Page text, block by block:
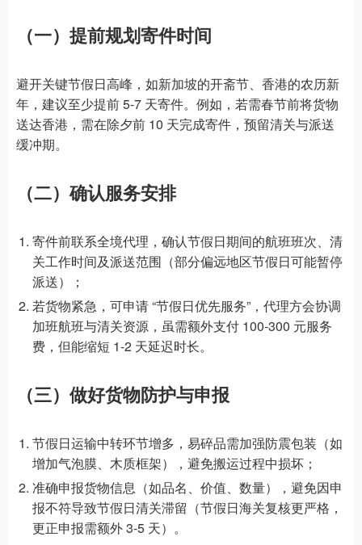
（一）提前规划寄件时间
避开关键节假日高峰，如新加坡的开斋节、香港的农历新
年，建议至少提前 5-7 天寄件。例如，若需春节前将货物
送达香港，需在除夕前 10 天完成寄件，预留清关与派送
缓冲期。
（二）确认服务安排
寄件前联系全境代理，确认节假日期间的航班班次、清
关工作时间及派送范围（部分偏远地区节假日可能暂停
派送）；
若货物紧急，可申请 “节假日优先服务”，代理方会协调
加班航班与清关资源，虽需额外支付 100-300 元服务
费，但能缩短 1-2 天延迟时长。
（三）做好货物防护与申报
节假日运输中转环节增多，易碎品需加强防震包装（如
增加气泡膜、木质框架），避免搬运过程中损坏；
准确申报货物信息（如品名、价值、数量），避免因申
报不符导致节假日清关滞留（节假日海关复核更严格，
更正申报需额外 3-5 天）。